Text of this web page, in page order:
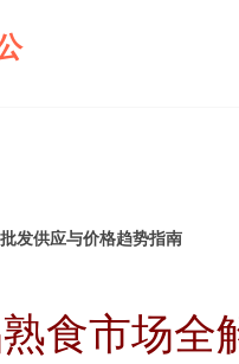
发供应与价格趋势指南
食市场全